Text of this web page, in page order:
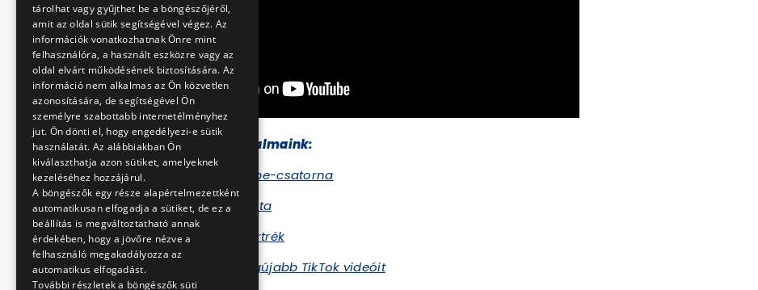
További videós tartalmaink:
BKV hivatalos YouTube-csatorna
BKV vlog lejátszási lista
A BKV arcai - miniportrék
Nézd meg BKV Zrt. legújabb TikTok videóit
tárolhat vagy gyűjthet be a böngészőjéről,
amit az oldal sütik segítségével végez. Az
információk vonatkozhatnak Önre mint
felhasználóra, a használt eszközre vagy az
oldal elvárt működésének biztosítására. Az
információ nem alkalmas az Ön közvetlen
azonosítására, de segítségével Ön
személyre szabottabb internetélményhez
jut. Ön dönti el, hogy engedélyezi-e sütik
használatát. Az alábbiakban Ön
kiválaszthatja azon sütiket, amelyeknek
kezeléséhez hozzájárul.
A böngészők egy része alapértelmezettként
automatikusan elfogadja a sütiket, de ez a
beállítás is megváltoztatható annak
érdekében, hogy a jövőre nézve a
felhasználó megakadályozza az
automatikus elfogadást.
További részletek a böngészők süti